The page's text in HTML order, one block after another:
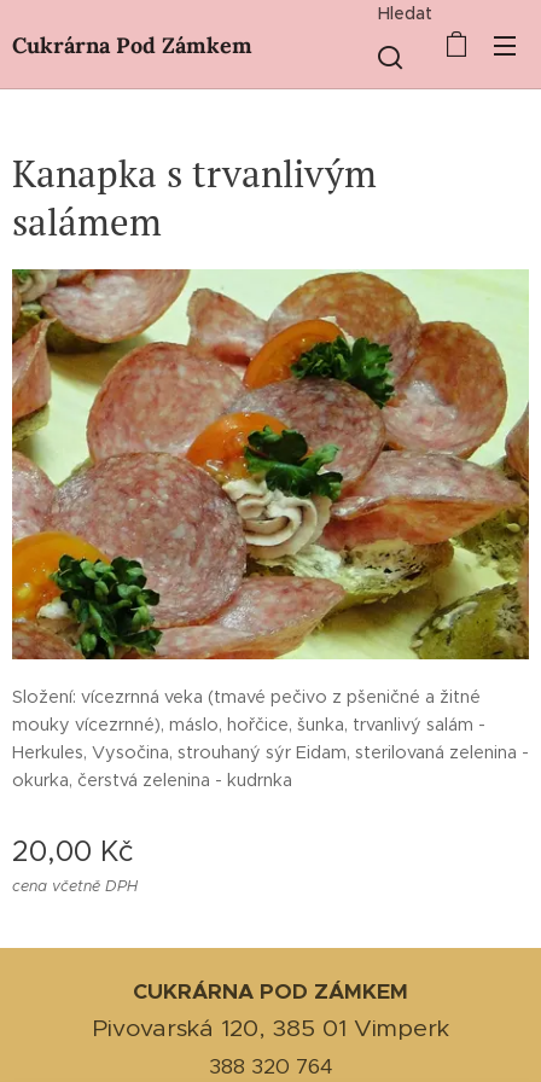
Cukrárna Pod Zámkem
Hledat
Kanapka s trvanlivým
salámem
Složení: vícezrnná veka (tmavé pečivo z pšeničné a žitné
mouky vícezrnné), máslo, hořčice, šunka, trvanlivý salám -
Herkules, Vysočina, strouhaný sýr Eidam, sterilovaná zelenina -
okurka, čerstvá zelenina - kudrnka
20,00 Kč
cena včetně DPH
CUKRÁRNA POD ZÁMKEM
Pivovarská 120, 385 01 Vimperk
388 320 764